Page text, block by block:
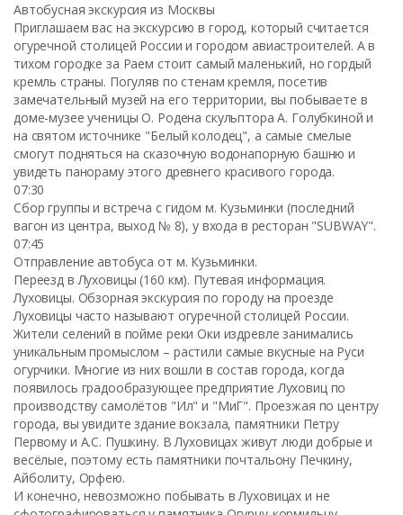
Автобусная экскурсия из Москвы
Приглашаем вас на экскурсию в город, который считается
огуречной столицей России и городом авиастроителей. А в
тихом городке за Раем стоит самый маленький, но гордый
кремль страны. Погуляв по стенам кремля, посетив
замечательный музей на его территории, вы побываете в
доме-музее ученицы О. Родена скульптора А. Голубкиной и
на святом источнике "Белый колодец", а самые смелые
смогут подняться на сказочную водонапорную башню и
увидеть панораму этого древнего красивого города.
07:30
Сбор группы и встреча с гидом м. Кузьминки (последний
вагон из центра, выход № 8), у входа в ресторан "SUBWAY".
07:45
Отправление автобуса от м. Кузьминки.
Переезд в Луховицы (160 км). Путевая информация.
Луховицы. Обзорная экскурсия по городу на проезде
Луховицы часто называют огуречной столицей России.
Жители селений в пойме реки Оки издревле занимались
уникальным промыслом – растили самые вкусные на Руси
огурчики. Многие из них вошли в состав города, когда
появилось градообразующее предприятие Луховиц по
производству самолётов "Ил" и "МиГ". Проезжая по центру
города, вы увидите здание вокзала, памятники Петру
Первому и А.С. Пушкину. В Луховицах живут люди добрые и
весёлые, поэтому есть памятники почтальону Печкину,
Айболиту, Орфею.
И конечно, невозможно побывать в Луховицах и не